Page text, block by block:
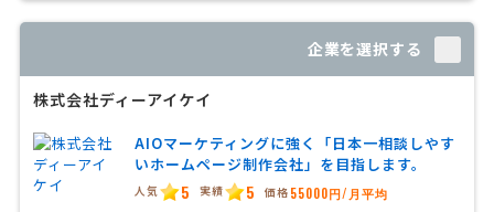
企業を選択する
株式会社ディーアイケイ
AIOマーケティングに強く「日本一相談しやす
いホームページ制作会社」を目指します。
人気 5 実績 5 価格 55000円/月平均